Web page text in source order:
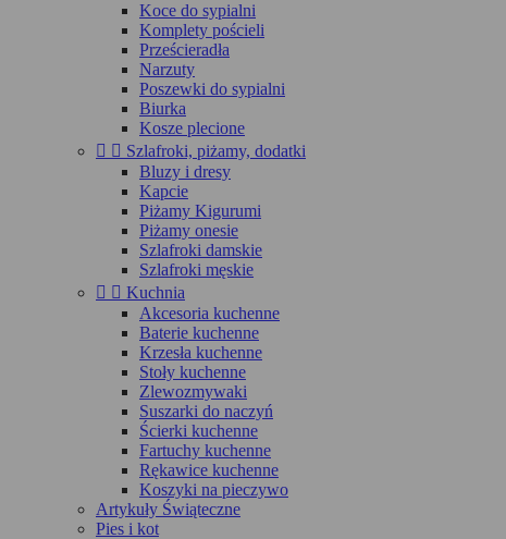
Koce do sypialni
Komplety pościeli
Prześcieradła
Narzuty
Poszewki do sypialni
Biurka
Kosze plecione
  Szlafroki, piżamy, dodatki
Bluzy i dresy
Kapcie
Piżamy Kigurumi
Piżamy onesie
Szlafroki damskie
Szlafroki męskie
  Kuchnia
Akcesoria kuchenne
Baterie kuchenne
Krzesła kuchenne
Stoły kuchenne
Zlewozmywaki
Suszarki do naczyń
Ścierki kuchenne
Fartuchy kuchenne
Rękawice kuchenne
Koszyki na pieczywo
Artykuły Świąteczne
Pies i kot